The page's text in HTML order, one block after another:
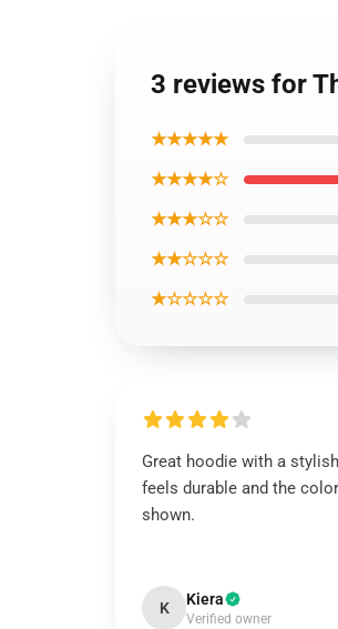
3 reviews for
★★★★★
★★★★☆
★★★☆☆
★★☆☆☆
★☆☆☆☆
Great hoodie with a
feels durable and the
shown.
K Kiera
Verified owner